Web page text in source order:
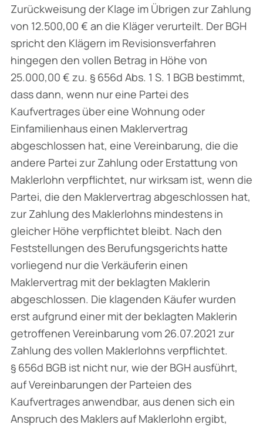
Zurückweisung der Klage im Übrigen zur Zahlung
von 12.500,00 € an die Kläger verurteilt. Der BGH
spricht den Klägern im Revisionsverfahren
hingegen den vollen Betrag in Höhe von
25.000,00 € zu. § 656d Abs. 1 S. 1 BGB bestimmt,
dass dann, wenn nur eine Partei des
Kaufvertrages über eine Wohnung oder
Einfamilienhaus einen Maklervertrag
abgeschlossen hat, eine Vereinbarung, die die
andere Partei zur Zahlung oder Erstattung von
Maklerlohn verpflichtet, nur wirksam ist, wenn die
Partei, die den Maklervertrag abgeschlossen hat,
zur Zahlung des Maklerlohns mindestens in
gleicher Höhe verpflichtet bleibt. Nach den
Feststellungen des Berufungsgerichts hatte
vorliegend nur die Verkäuferin einen
Maklervertrag mit der beklagten Maklerin
abgeschlossen. Die klagenden Käufer wurden
erst aufgrund einer mit der beklagten Maklerin
getroffenen Vereinbarung vom 26.07.2021 zur
Zahlung des vollen Maklerlohns verpflichtet.
§ 656d BGB ist nicht nur, wie der BGH ausführt,
auf Vereinbarungen der Parteien des
Kaufvertrages anwendbar, aus denen sich ein
Anspruch des Maklers auf Maklerlohn ergibt,